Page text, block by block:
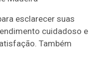
esclarecer suas
cuidadoso e
Também